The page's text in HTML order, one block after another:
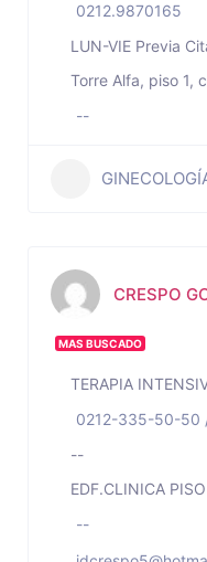
0212.9870165
LUN-VIE Previa
Torre Alfa, piso 1,
--
CRESPO
MAS BUSCADO
TERAPIA
0212-335-50-50
--
EDF.CLINICA
--